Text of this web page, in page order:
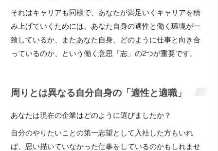
それはキャリアも同様で、あなたが満足いくキャリアを積
み上げていくためには、あなた自身の適性と働く環境が一
致しているか、またあなた自身、どのように仕事と向き合
っているのか、という働く意思「志」の2つが重要です。
周りとは異なる自分自身の「適性と適職」
あなたは現在の企業はどのように選びましたか？
自分のやりたいことの第一志望として入社した方もいれ
ば、思い描いていなかった仕事をしているのかもしれませ